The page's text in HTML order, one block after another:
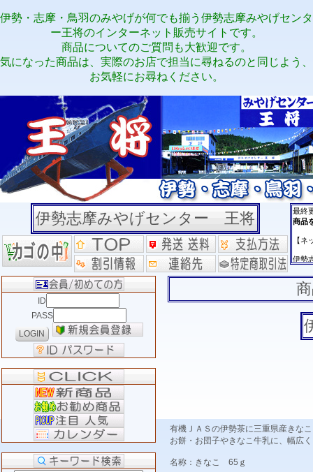
伊勢・志摩・鳥羽のみやげが何でも揃う伊勢志摩みやげセンタ
ー王将のインターネット販売サイトです。
商品についてのご質問も大歓迎です。
気になった商品は、実際のお店で担当に尋ねるのと同じよう、
お気軽にお尋ねください。
伊勢志摩みやげセンター 王将
ID
PASS
有機ＪＡＳの伊勢茶に三重県産きな
お餅・お団子やきなこ牛乳に、幅広
名称：きなこ 65ｇ